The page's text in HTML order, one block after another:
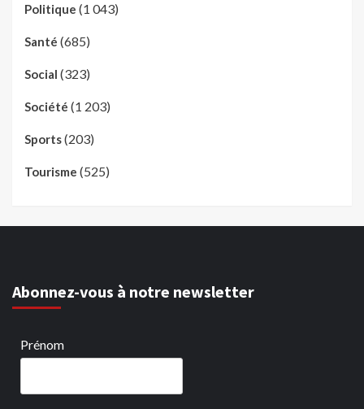
Politique (1 043)
Santé (685)
Social (323)
Société (1 203)
Sports(203)
Tourisme (525)
Abonnez-vous à notre newsletter
Prénom